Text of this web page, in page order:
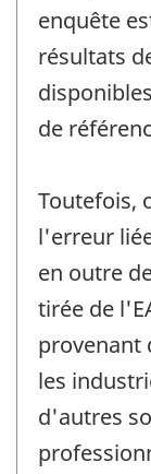
enquête
résultats
de
Toutefois,
l'erreur
en outre
tirée de
provenant
les
d'autres